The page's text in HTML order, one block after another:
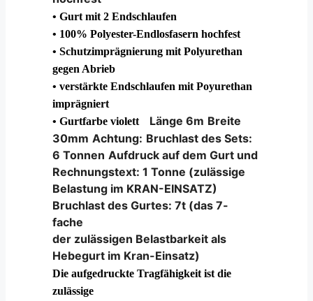
• Gurt mit 2 Endschlaufen
• 100% Polyester-Endlosfasern hochfest
• Schutzimprägnierung mit Polyurethan
gegen Abrieb
• verstärkte Endschlaufen mit Poyurethan
imprägniert
• Gurtfarbe violett
Länge 6m Breite
30mm Achtung: Bruchlast des Sets:
6 Tonnen Aufdruck auf dem Gurt und
Rechnungstext: 1 Tonne (zulässige
Belastung im KRAN-EINSATZ)
Bruchlast des Gurtes: 7t (das 7-
fache
der zulässigen Belastbarkeit als
Hebegurt im Kran-Einsatz)
Die aufgedruckte Tragfähigkeit ist die
zulässige